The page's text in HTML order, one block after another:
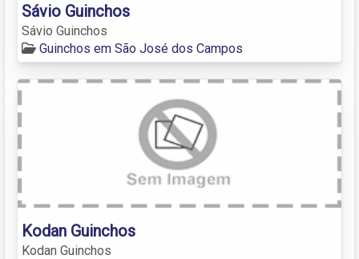
Sávio Guinchos
Sávio Guinchos
Guinchos em São José dos Campos
Kodan Guinchos
Kodan Guinchos